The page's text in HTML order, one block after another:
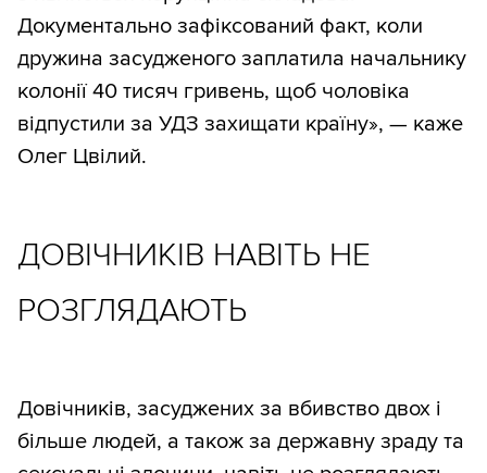
Документально зафіксований факт, коли
дружина засудженого заплатила начальнику
колонії 40 тисяч гривень, щоб чоловіка
відпустили за УДЗ захищати країну», — каже
Олег Цвілий.
ДОВІЧНИКІВ НАВІТЬ НЕ
РОЗГЛЯДАЮТЬ
Довічників, засуджених за вбивство двох і
більше людей, а також за державну зраду та